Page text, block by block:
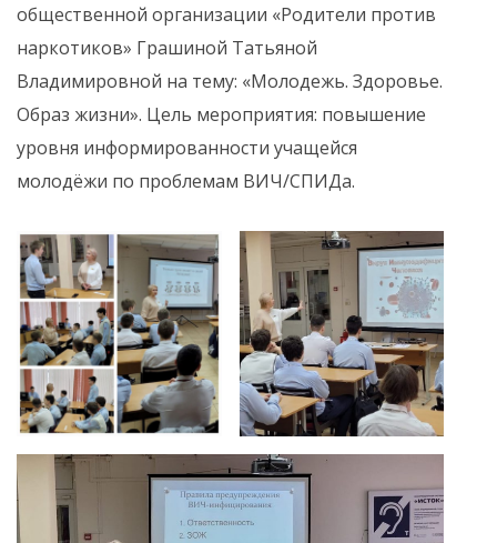
общественной организации «Родители против
наркотиков» Грашиной Татьяной
Владимировной на тему: «Молодежь. Здоровье.
Образ жизни». Цель мероприятия: повышение
уровня информированности учащейся
молодёжи по проблемам ВИЧ/СПИДа.